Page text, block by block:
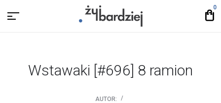
0
Wstawaki [#696] 8 ramion
AUTOR: